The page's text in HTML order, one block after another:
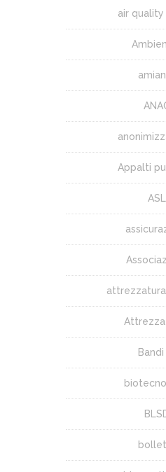
air
Appalti
ASL
Bandi